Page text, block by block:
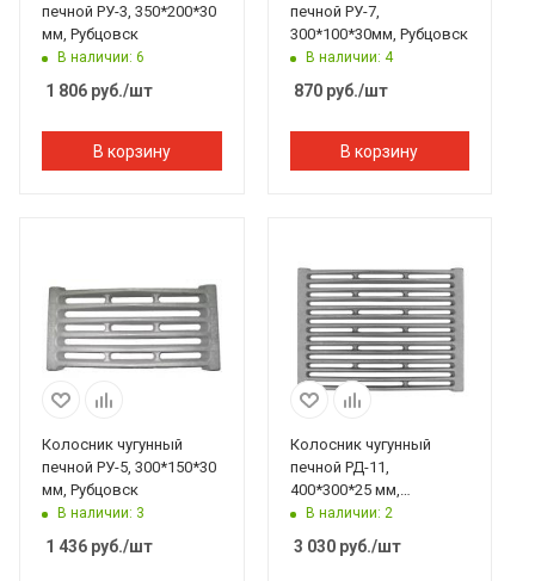
печной РУ-3, 350*200*30
мм, Рубцовск
В наличии: 6
1 806 руб./шт
В корзину
печной РУ-7,
300*100*30мм, Рубцовск
В наличии: 4
870руб./шт
В корзину
Колосник чугунный
печной РУ-5, 300*150*30
мм, Рубцовск
В наличии: 3
1 436 руб./шт
Колосник чугунный
печной РД-11,
400*300*25 мм,
Рубцовск
В наличии: 2
3 030руб./шт